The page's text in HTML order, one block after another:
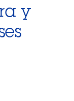
y